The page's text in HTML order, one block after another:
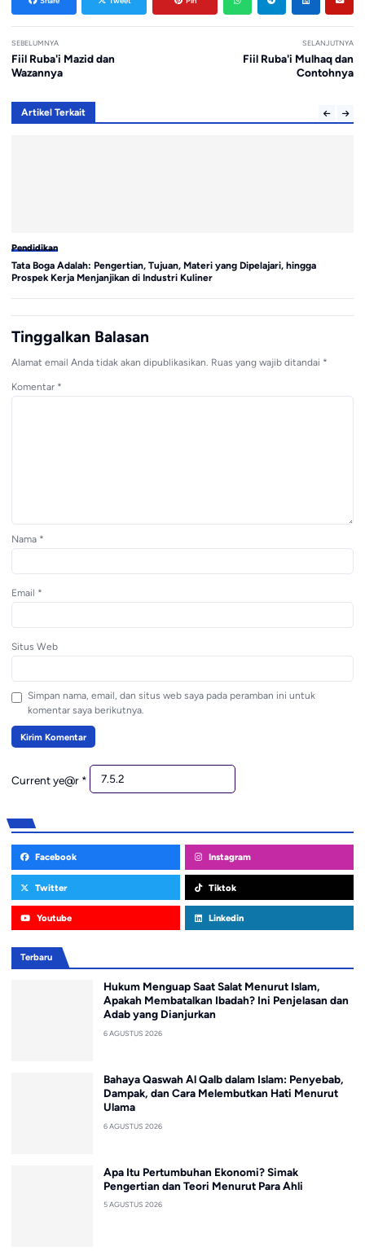
SEBELUMNYA
Fiil Ruba'i Mazid dan
Wazannya
SELANJUTNYA
Fiil Ruba'i Mulhaq dan
Contohnya
Artikel Terkait
Pendidikan
Tata Boga Adalah: Pengertian, Tujuan, Materi yang Dipelajari, hingga
Prospek Kerja Menjanjikan di Industri Kuliner
Tinggalkan Balasan
Alamat email Anda tidak akan dipublikasikan. Ruas yang wajib ditandai *
Komentar *
Nama *
Email *
Situs Web
Simpan nama, email, dan situs web saya pada peramban ini untuk
komentar saya berikutnya.
Current ye@r *
Facebook Instagram
Twitter Tiktok
Youtube Linkedin
Terbaru
Hukum Menguap Saat Salat Menurut Islam,
Apakah Membatalkan Ibadah? Ini Penjelasan dan
Adab yang Dianjurkan
6 AGUSTUS 2026
Bahaya Qaswah Al Qalb dalam Islam: Penyebab,
Dampak, dan Cara Melembutkan Hati Menurut
Ulama
6 AGUSTUS 2026
Apa Itu Pertumbuhan Ekonomi? Simak
Pengertian dan Teori Menurut Para Ahli
5 AGUSTUS 2026